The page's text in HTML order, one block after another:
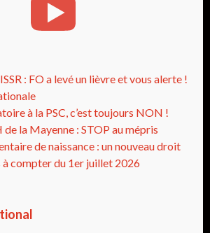
: FO a levé un lièvre et vous alerte !
à la PSC, c’est toujours NON !
de la Mayenne : STOP au mépris
de naissance : un nouveau droit
à compter du 1er juillet 2026